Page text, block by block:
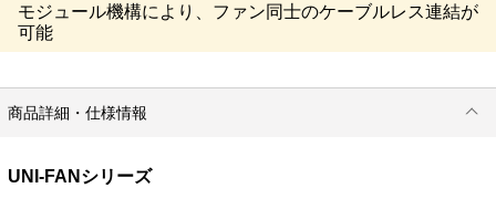
モジュール機構により、ファン同士のケーブルレス連結が
可能
商品詳細・仕様情報
UNI-FANシリーズ